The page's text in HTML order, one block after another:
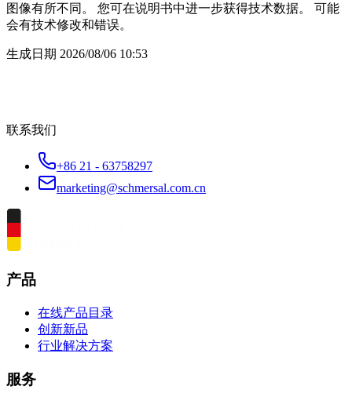
图像有所不同。 您可在说明书中进一步获得技术数据。 可能
会有技术修改和错误。
生成日期 2026/08/06 10:53
联系我们
+86 21 - 63758297
marketing@schmersal.com.cn
产品
在线产品目录
创新新品
行业解决方案
服务